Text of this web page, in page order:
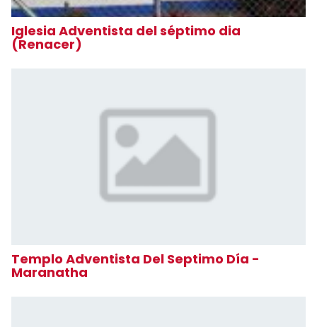
Iglesia Adventista del séptimo dia
(Renacer)
Templo Adventista Del Septimo Día -
Maranatha